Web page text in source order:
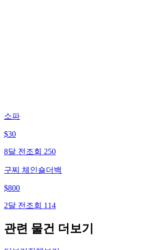
소파
$30
8달 전 조회 250
구찌 체인숄더백
$800
2달 전 조회 114
관련 물건 더보기